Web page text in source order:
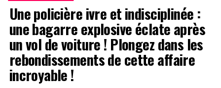
Divergences dans les Arguments Juridiques
En réponse aux allégations portées contre lui, l’équipe
juridique défendant Shyamalan soutient que Tony
Basgallop, le créateur britannique derrière la série
Servant, avait commencé à développer ce projet bien
avant la sortie du film de Francesca Gregorini.
Une policière ivre et indisciplinée :
une bagarre explosive éclate après
un vol de voiture ! Plongez dans les
rebondissements de cette affaire
incroyable !